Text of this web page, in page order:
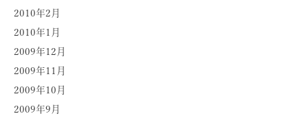
2010年2月
2010年1月
2009年12月
2009年11月
2009年10月
2009年9月